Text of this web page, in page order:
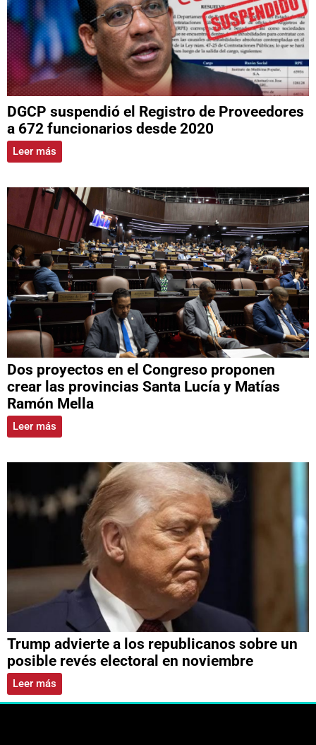
DGCP suspendió el Registro de Proveedores
a 672 funcionarios desde 2020
Leer más
Dos proyectos en el Congreso proponen
crear las provincias Santa Lucía y Matías
Ramón Mella
Leer más
Trump advierte a los republicanos sobre un
posible revés electoral en noviembre
Leer más